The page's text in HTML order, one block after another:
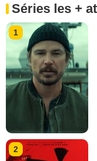
Séries les +
1
2